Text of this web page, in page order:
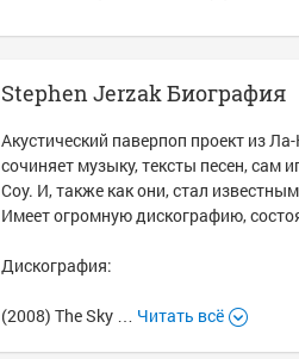
Stephen Jerzak Биография
Акустический паверпоп проект из
сочиняет музыку, тексты песен, сам
Coy. И, также как они, стал
Имеет огромную дискографию,
Дискография:
(2008) The Sky … Читать всё